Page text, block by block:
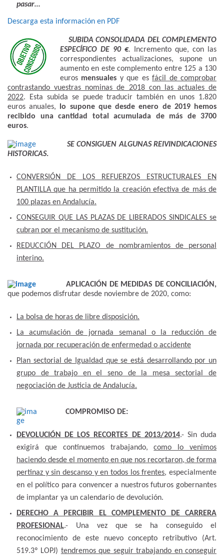
pasar…
Descarga esta información en PDF
SUBIDA CONSOLIDADA DEL COMPLEMENTO
ESPECÍFICO DE 90 €. Incremento que, con las
correspondientes actualizaciones, supone un
aumento en este complemento entre 125 a 130
euros mensuales y que esfácil de comprobar
contrastando vuestras nominas de 2018 con las actuales de
2022. Esta subida se puede traducir también en unos 1.820
euros anuales, lo supone que desde enero de 2019 hemos
recibido una cantidad total acumulada de más de 3700
euros.
SE CONSIGUEN ALGUNAS REIVINDICACIONES
HISTORICAS.
CONVERSIÓN DE LOS REFUERZOS ESTRUCTURALES EN
PLANTILLA que ha permitido la creación efectiva de más de
100 plazas en Andalucía.
CONSEGUIR QUE LAS PLAZAS DE LIBERADOS SINDICALES se
cubran por el mecanismo de sustitución.
REDUCCIÓN DEL PLAZO de nombramientos de personal
interino.
APLICACIÓN DE MEDIDAS DE CONCILIACIÓN,
que podemos disfrutar desde noviembre de 2020, como:
La bolsa de horas de libre disposición.
La acumulación de jornada semanal o la reducción de
jornada por recuperación de enfermedad o accidente
Plan sectorial de Igualdad que se está desarrollando por un
grupo de trabajo en el seno de la mesa sectorial de
negociación de Justicia de Andalucía.
COMPROMISO DE:
DEVOLUCIÓN DE LOS RECORTES DE 2013/2014.- Sin duda
exigirá que continuemos trabajando,como lo venimos
haciendo desde el momento en que nos recortaron, de forma
pertinaz y sin descanso y en todos los frentes, especialmente
en el político para convencer a nuestros futuros gobernantes
de implantar ya un calendario de devolución.
DERECHO A PERCIBIR EL COMPLEMENTO DE CARRERA
PROFESIONAL.- Una vez que se ha conseguido el
reconocimiento de este nuevo concepto retributivo (Art.
519.3º LOPJ) tendremos que seguir trabajando en conseguir